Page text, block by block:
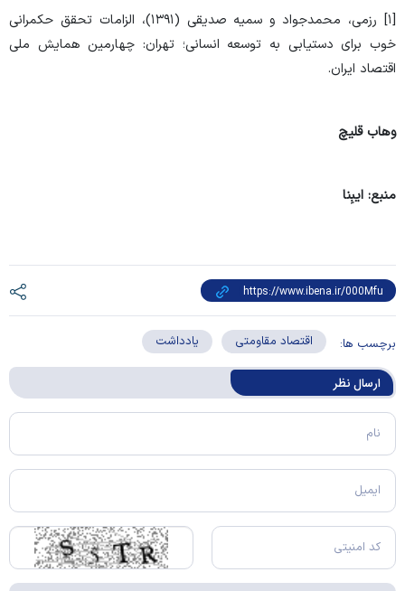
]۱[
رزمی، محمدجواد و سمیه صدیقی (۱۳۹۱)، الزامات تحقق حکمرانی
خوب برای دستیابی به توسعه انسانی؛ تهران: چهارمین همایش ملی
اقتصاد ایران.
وهاب قلیچ
منبع: ایبِنا
برچسب ها: اقتصاد مقاومتی یادداشت
ارسال‌ نظر